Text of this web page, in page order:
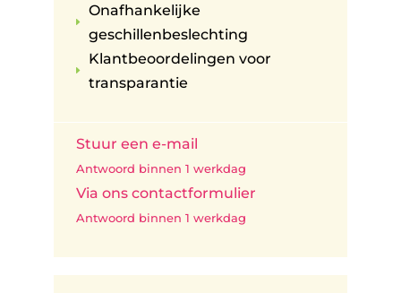
E
Onafhankelijke
geschillenbeslechting
E
Klantbeoordelingen voor
transparantie
Stuur een e-mail
Antwoord binnen 1 werkdag
Via ons contactformulier
Antwoord binnen 1 werkdag